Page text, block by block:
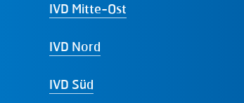
IVD Mitte-Ost
IVD Nord
IVD Süd